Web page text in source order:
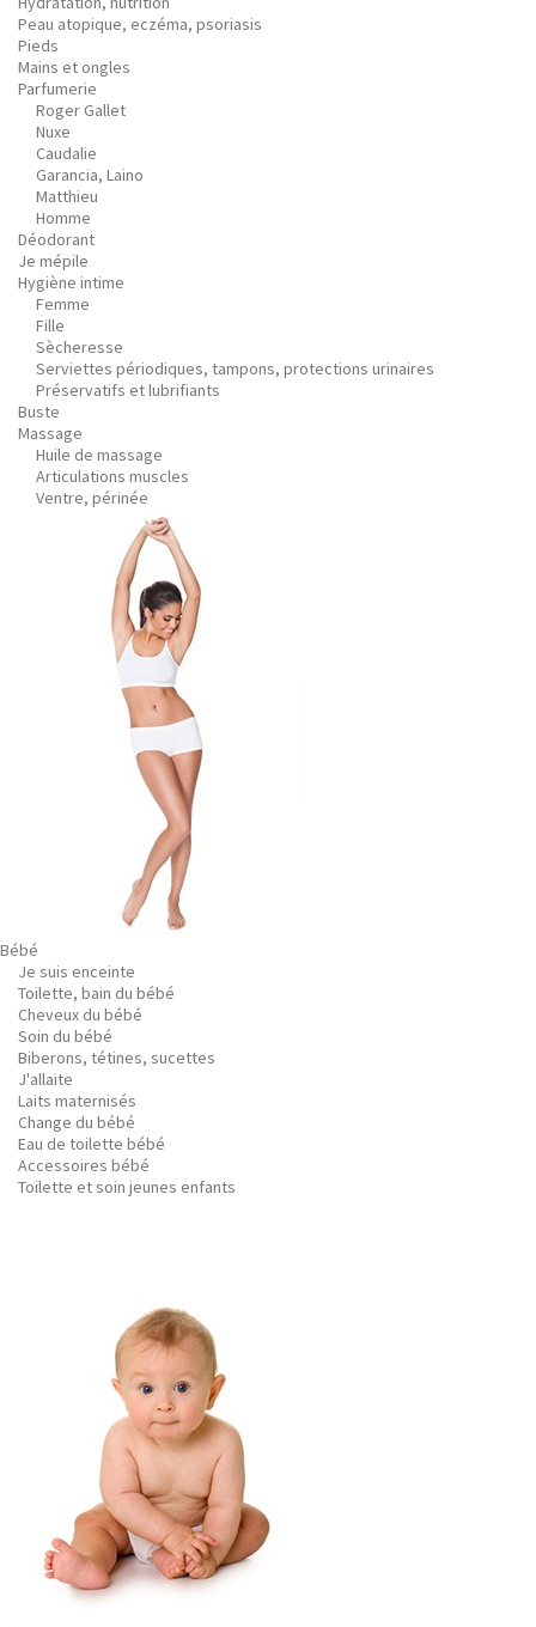
Peau atopique, eczéma, psoriasis
Pieds
Mains et ongles
Parfumerie
Roger Gallet
Nuxe
Caudalie
Garancia, Laino
Matthieu
Homme
Déodorant
Je mépile
Hygiène intime
Femme
Fille
Sècheresse
Serviettes périodiques, tampons, protections urinaires
Préservatifs et lubrifiants
Buste
Massage
Huile de massage
Articulations muscles
Ventre, périnée
Bébé
Je suis enceinte
Toilette, bain du bébé
Cheveux du bébé
Soin du bébé
Biberons, tétines, sucettes
J'allaite
Laits maternisés
Change du bébé
Eau de toilette bébé
Accessoires bébé
Toilette et soin jeunes enfants